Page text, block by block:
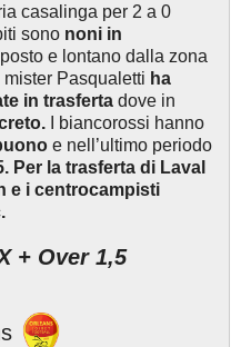
casalinga per 2 a 0
sono noni in
e lontano dalla zona
Pasqualetti ha
in trasferta dove in
I biancorossi hanno
e nell’ultimo periodo
Per la trasferta di Laval
e i centrocampisti
+ Over 1,5